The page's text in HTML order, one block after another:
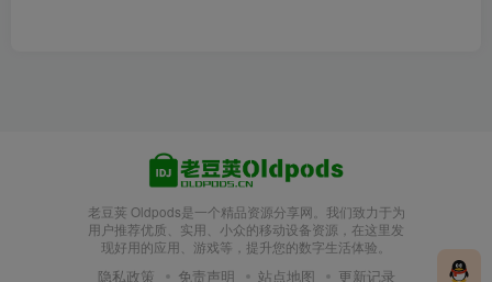
老豆荚 Oldpods是一个精品资源分享网。我们致力于为
用户推荐优质、实用、小众的移动设备资源，在这里发
现好用的应用、游戏等，提升您的数字生活体验。
隐私政策 免责声明 站点地图 更新记录